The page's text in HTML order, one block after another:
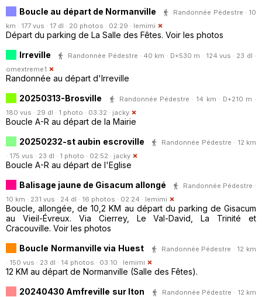
Boucle au départ de Normanville
Randonnée Pédestre · 10
km · 177 vus · 17 dl · 20 photos · 02:29 · lemimi
Départ du parking de La Salle des Fêtes. Voir les photos
Irreville
Randonnée Pédestre · 40 km · D+530 m · 124 vus · 23 dl ·
omextreme1
Randonnée au départ d'Irreville
20250313-Brosville
Randonnée Pédestre · 14 km · D+210 m ·
180 vus · 29 dl · 1 photo · 03:32 · jacky
Boucle A-R au départ de la Mairie
20250232-st aubin escroville
Randonnée Pédestre · 12 km
· 175 vus · 23 dl · 1 photo · 02:52 · jacky
Boucle A-R au départ de l'Eglise
Balisage jaune de Gisacum allongé
Randonnée Pédestre ·
10 km · 231 vus · 24 dl · 16 photos · 02:24 · lemimi
Boucle, allongée, de 10,2 KM au départ du parking de Gisacum
au Vieil-Évreux. Via Cierrey, Le Val-David, La Trinité et
Cracouville. Voir les photos
Boucle Normanville via Huest
Randonnée Pédestre · 12 km
· 150 vus · 23 dl · 14 photos · 03:10 · lemimi
12 KM au départ de Normanville (Salle des Fêtes).
20240430 Amfreville sur Iton
Randonnée Pédestre · 12 km